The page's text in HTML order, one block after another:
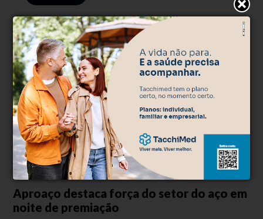
Negócios Há 4 minutos
Aproaço destaca força do setor do aço em
noite de premiação